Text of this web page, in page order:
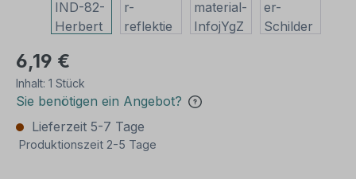
6,19 €
Inhalt: 1 Stück
Sie benötigen ein Angebot?
Lieferzeit 5-7 Tage
Produktionszeit 2-5 Tage